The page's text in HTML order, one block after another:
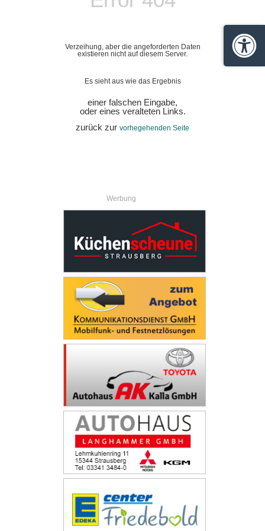
Verzeihung, aber die angeforderten Daten
existieren nicht auf diesem Server.
Es sieht aus wie das Ergebnis
einer falschen Eingabe,
oder eines veralteten Links.
zurück zur vorhegehenden Seite
Werbung